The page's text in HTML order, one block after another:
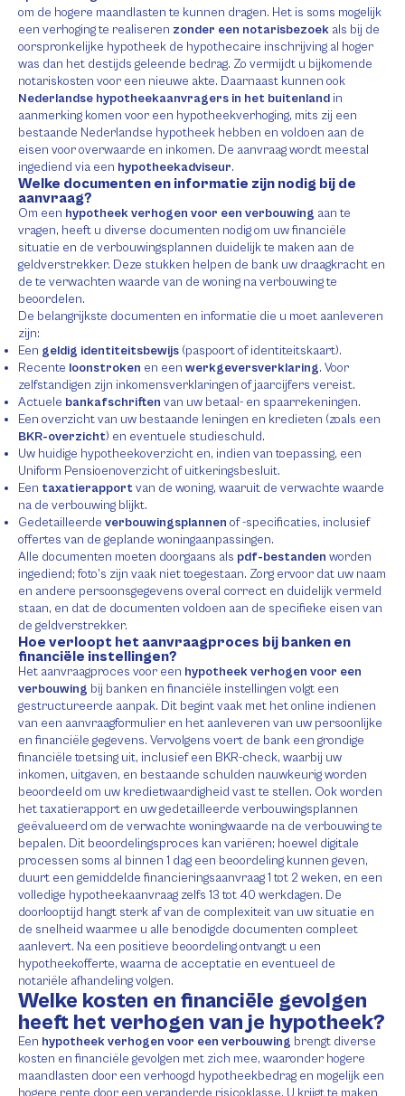
om de hogere maandlasten te kunnen dragen. Het is soms mogelijk
een verhoging te realiseren zonder een notarisbezoek als bij de
oorspronkelijke hypotheek de hypothecaire inschrijving al hoger
was dan het destijds geleende bedrag. Zo vermijdt u bijkomende
notariskosten voor een nieuwe akte. Daarnaast kunnen ook
Nederlandse hypotheekaanvragers in het buitenland in
aanmerking komen voor een hypotheekverhoging, mits zij een
bestaande Nederlandse hypotheek hebben en voldoen aan de
eisen voor overwaarde en inkomen. De aanvraag wordt meestal
ingediend via een hypotheekadviseur.
Welke documenten en informatie zijn nodig bij de
aanvraag?
Om een hypotheek verhogen voor een verbouwing aan te
vragen, heeft u diverse documenten nodig om uw financiële
situatie en de verbouwingsplannen duidelijk te maken aan de
geldverstrekker. Deze stukken helpen de bank uw draagkracht en
de te verwachten waarde van de woning na verbouwing te
beoordelen.
De belangrijkste documenten en informatie die u moet aanleveren
zijn:
Een geldig identiteitsbewijs (paspoort of identiteitskaart).
Recente loonstroken en een werkgeversverklaring. Voor
zelfstandigen zijn inkomensverklaringen of jaarcijfers vereist.
Actuele bankafschriften van uw betaal- en spaarrekeningen.
Een overzicht van uw bestaande leningen en kredieten (zoals een
BKR-overzicht) en eventuele studieschuld.
Uw huidige hypotheekoverzicht en, indien van toepassing, een
Uniform Pensioenoverzicht of uitkeringsbesluit.
Een taxatierapportvan de woning, waaruit de verwachte waarde
na de verbouwing blijkt.
Gedetailleerde verbouwingsplannen of -specificaties, inclusief
offertes van de geplande woningaanpassingen.
Alle documenten moeten doorgaans als pdf-bestanden worden
ingediend; foto’s zijn vaak niet toegestaan. Zorg ervoor dat uw naam
en andere persoonsgegevens overal correct en duidelijk vermeld
staan, en dat de documenten voldoen aan de specifieke eisen van
de geldverstrekker.
Hoe verloopt het aanvraagproces bij banken en
financiële instellingen?
Het aanvraagproces voor een hypotheek verhogen voor een
verbouwing bij banken en financiële instellingen volgt een
gestructureerde aanpak. Dit begint vaak met het online indienen
van een aanvraagformulier en het aanleveren van uw persoonlijke
en financiële gegevens. Vervolgens voert de bank een grondige
financiële toetsing uit, inclusief een BKR-check, waarbij uw
inkomen, uitgaven, en bestaande schulden nauwkeurig worden
beoordeeld om uw kredietwaardigheid vast te stellen. Ook worden
het taxatierapport en uw gedetailleerde verbouwingsplannen
geëvalueerd om de verwachte woningwaarde na de verbouwing te
bepalen. Dit beoordelingsproces kan variëren; hoewel digitale
processen soms al binnen 1 dag een beoordeling kunnen geven,
duurt een gemiddelde financieringsaanvraag 1 tot 2 weken, en een
volledige hypotheekaanvraag zelfs 13 tot 40 werkdagen. De
doorlooptijd hangt sterk af van de complexiteit van uw situatie en
de snelheid waarmee u alle benodigde documenten compleet
aanlevert. Na een positieve beoordeling ontvangt u een
hypotheekofferte, waarna de acceptatie en eventueel de
notariële afhandeling volgen.
Welke kosten en financiële gevolgen
heeft het verhogen van je hypotheek?
Een hypotheek verhogen voor een verbouwing brengt diverse
kosten en financiële gevolgen met zich mee, waaronder hogere
maandlasten door een verhoogd hypotheekbedrag en mogelijk een
hogere rente door een veranderde risicoklasse. U krijgt te maken